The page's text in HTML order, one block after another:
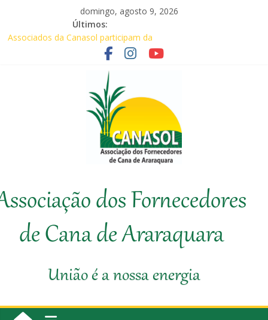
domingo, agosto 9, 2026
Últimos:
Associados da Canasol participam da
Baile Junino (2026) – Canasol
CANASOL promove palestra sobre
prevenção de incêndios em canaviais e
Em audiência com Secretário da
Agricultura, Feplana e Canasol mostram a
difícil situação do fornecedor de cana
Canasol marca presença na 1ª Edição do
Canasol
Associação
Fornecedores
dos Fornecedores
de Cana de Araraquara
União é a nossa energia